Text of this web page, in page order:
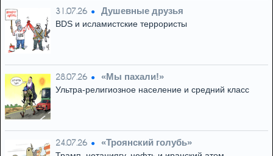
31.07.26 Душевные друзья
BDS и исламистские террористы
28.07.26 «Мы пахали!»
Ультра-религиозное население и средний класс
24.07.26 «Троянский голубь»